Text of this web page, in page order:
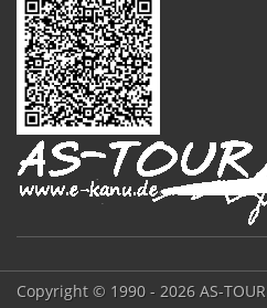
Copyright © 1990 - 2026 AS-TOUR